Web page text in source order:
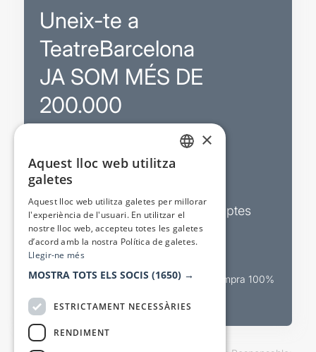
Uneix-te a
TeatreBarcelona
JA SOM MÉS DE
200.000
Sortejos exclusius
Butlletins d’actualitat i descomptes
Valora espectacles
Canal oficial de venda teatral Compra 100%
×
Aquest lloc web utilitza
galetes
Aquest lloc web utilitza galetes per millorar
l'experiència de l'usuari. En utilitzar el
nostre lloc web, accepteu totes les galetes
d’acord amb la nostra Política de galetes.
Llegir-ne més
MOSTRA TOTS ELS SOCIS (1650) →
ESTRICTAMENT NECESSÀRIES
RENDIMENT